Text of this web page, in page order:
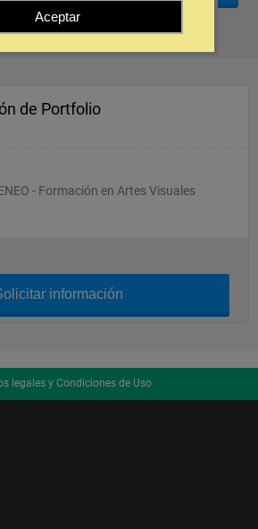
en Artes Visuales
de Portfolio
- Formación en Artes Visuales
información
legales y Condiciones de Uso
Aceptar